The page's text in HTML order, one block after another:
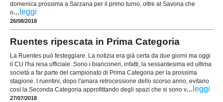
domenica prossima a Sarzana per il primo turno, oltre al Savona che
o... leggi
26/08/2018
Ruentes ripescata in Prima Categoria
La Ruentes può festeggiare. La notizia era già certa da due giorni ma oggi
il CU l'ha resa ufficiale. Sono i bianconeri, infatti, la sessantesima ed ultima
società a far parte del campionato di Prima Categoria per la prossima
stagione. I ruentini, dopo l'amara retrocessione dello scorso anno, evitano
così la Seconda Categoria approfittando degli spazi che si sono v... leggi
27/07/2018